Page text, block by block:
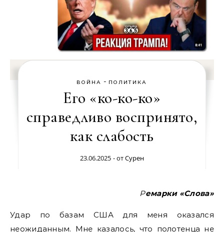
ВОЙНА - ПОЛИТИКА
Его «ко-ко-ко»
справедливо воспринято,
как слабость
23.06.2025 - отСурен
Ремарки «Слова»
Удар по базам США для меня оказался
неожиданным. Мне казалось, что полотенца не